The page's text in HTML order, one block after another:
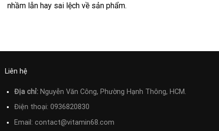
nhầm lẫn hay sai lệch về sản phẩm.
Liên hệ
Địa chỉ:Nguyễn Văn Công, Phường Hạnh Thông, HCM.
Điện thoại: 0936820830
Email: contact@vitamin68.com